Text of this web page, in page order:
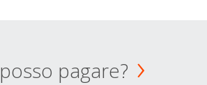
pagare?